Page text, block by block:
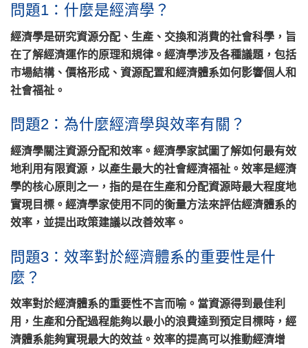
問題1：什麼是經濟學？
經濟學是研究資源分配、生產、交換和消費的社會科學，旨
在了解經濟運作的原理和規律。經濟學涉及各種議題，包括
市場結構、價格形成、資源配置和經濟體系如何影響個人和
社會福祉。
問題2：為什麼經濟學與效率有關？
經濟學關注資源分配和效率。經濟學家試圖了解如何最有效
地利用有限資源，以產生最大的社會經濟福祉。效率是經濟
學的核心原則之一，指的是在生產和分配資源時最大程度地
實現目標。經濟學家使用不同的衡量方法來評估經濟體系的
效率，並提出政策建議以改善效率。
問題3：效率對於經濟體系的重要性是什
麼？
效率對於經濟體系的重要性不言而喻。當資源得到最佳利
用，生產和分配過程能夠以最小的浪費達到預定目標時，經
濟體系能夠實現最大的效益。效率的提高可以推動經濟增